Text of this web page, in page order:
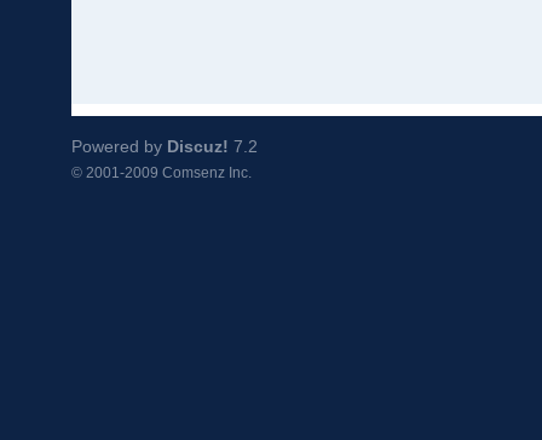
Powered by Discuz! 7.2
© 2001-2009 Comsenz Inc.